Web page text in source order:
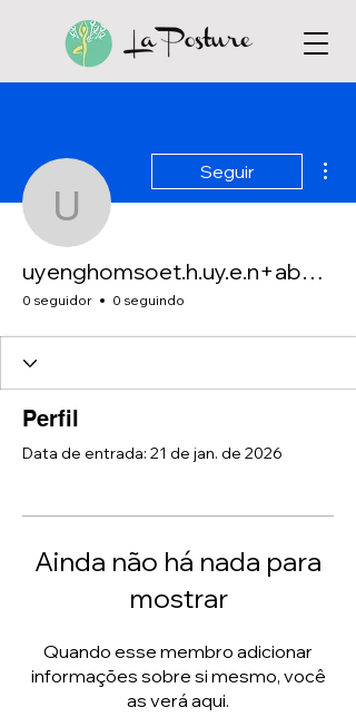
Seguir
uyenghomsoet.h.uy.e.n+abc123
0 seguidor 0 seguindo
Perfil
Data de entrada: 21 de jan. de 2026
Ainda não há nada para
mostrar
Quando esse membro adicionar
informações sobre si mesmo, você
as verá aqui.